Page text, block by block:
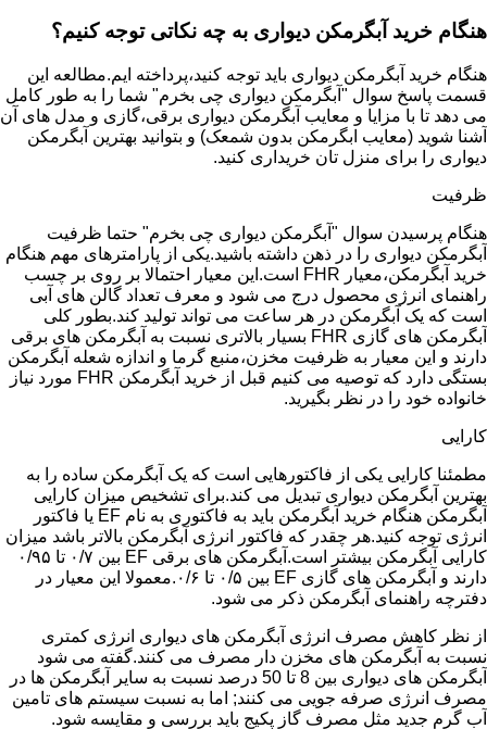
هنگام خرید آبگرمکن دیواری به چه نکاتی توجه کنیم؟
هنگام خرید آبگرمکن دیواری باید توجه کنید،پرداخته ایم.مطالعه این
قسمت پاسخ سوال "آبگرمکن دیواری چی بخرم" شما را به طور کامل
می دهد تا با مزایا و معایب آبگرمکن دیواری برقی،گازی و مدل های آن
آشنا شوید (معایب ابگرمکن بدون شمعک) و بتوانید بهترین آبگرمکن
دیواری را برای منزل تان خریداری کنید.
ظرفیت
هنگام پرسیدن سوال "آبگرمکن دیواری چی بخرم" حتما ظرفیت
آبگرمکن دیواری را در ذهن داشته باشید.یکی از پارامترهای مهم هنگام
خرید آبگرمکن،معیار FHR است.این معیار احتمالا بر روی بر چسب
راهنمای انرژی محصول درج می شود و معرف تعداد گالن های آبی
است که یک آبگرمکن در هر ساعت می تواند تولید کند.بطور کلی
آبگرمکن های گازی FHR بسیار بالاتری نسبت به آبگرمکن های برقی
دارند و این معیار به ظرفیت مخزن،منبع گرما و اندازه شعله آبگرمکن
بستگی دارد که توصیه می کنیم قبل از خرید آبگرمکن FHR مورد نیاز
خانواده خود را در نظر بگیرید.
کارایی
مطمئنا کارایی یکی از فاکتورهایی است که یک آبگرمکن ساده را به
بهترین آبگرمکن دیواری تبدیل می کند.برای تشخیص میزان کارایی
آبگرمکن هنگام خرید آبگرمکن باید به فاکتوری به نام EF یا فاکتور
انرژی توجه کنید.هر چقدر که فاکتور انرژی آبگرمکن بالاتر باشد میزان
کارایی آبگرمکن بیشتر است.آبگرمکن های برقی EF بین ۰/۷ تا ۰/۹۵
دارند و آبگرمکن های گازی EF بین ۰/۵ تا ۰/۶.معمولا این معیار در
دفترچه راهنمای آبگرمکن ذکر می شود.
از نظر کاهش مصرف انرژی آبگرمکن های دیواری انرژی کمتری
نسبت به آبگرمکن های مخزن دار مصرف می کنند.گفته می شود
آبگرمکن های دیواری بین 8 تا 50 درصد نسبت به سایر آبگرمکن ها در
مصرف انرژی صرفه جویی می کنند; اما به نسبت سیستم های تامین
آب گرم جدید مثل مصرف گاز پکیج باید بررسی و مقایسه شود.